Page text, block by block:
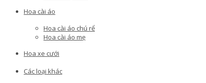
Hoa cài áo
Hoa cài áo chú rể
Hoa cài áo mẹ
Hoa xe cưới
Các loại khác